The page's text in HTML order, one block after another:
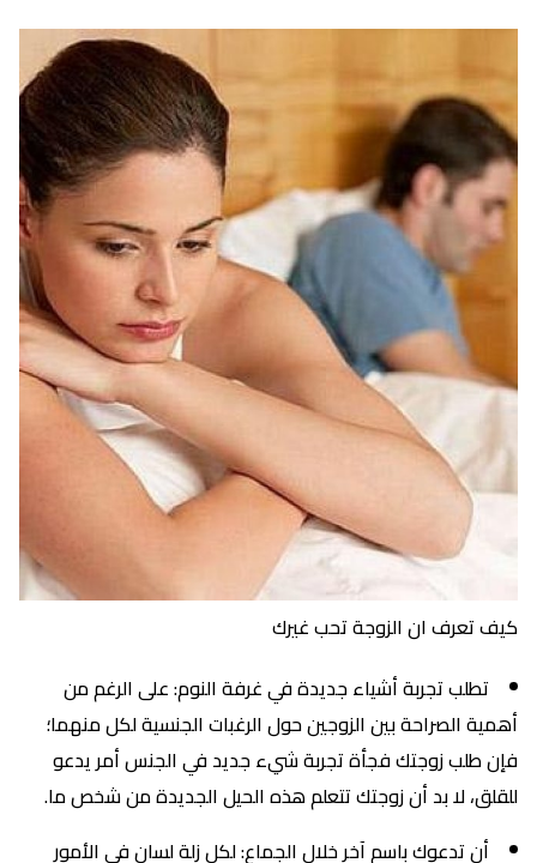
كيف تعرف ان الزوجة تحب غيرك
تطلب تجربة أشياء جديدة في غرفة النوم: على الرغم من
أهمية الصراحة بين الزوجين حول الرغبات الجنسية لكل منهما؛
فإن طلب زوجتك فجأة تجربة شيء جديد في الجنس أمر يدعو
للقلق، لا بد أن زوجتك تتعلم هذه الحيل الجديدة من شخص ما.
أن تدعوك باسم آخر خلال الجماع: لكل زلة لسان في الأمور